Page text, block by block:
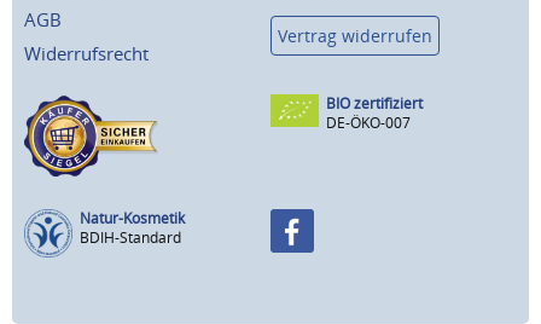
AGB
Widerrufsrecht
Vertrag widerrufen
BIO zertifiziert
DE-ÖKO-007
Natur-Kosmetik
BDIH-Standard